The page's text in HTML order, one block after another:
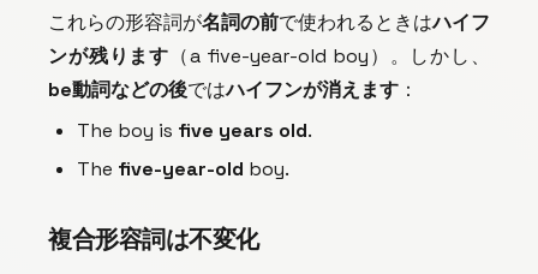
これらの形容詞が名詞の前で使われるときはハイフ
ンが残ります （a five-year-old boy）。しかし、
be動詞などの後ではハイフンが消えます ：
The boy is five years old.
The five-year-old boy.
複合形容詞は不変化